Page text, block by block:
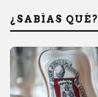
¿SABÍAS QUÉ?